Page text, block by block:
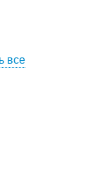
все